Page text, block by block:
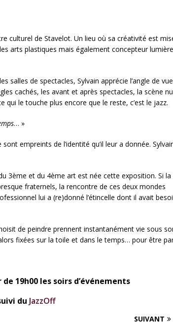
culturel de Stavelot. Un lieu où sa créativité est
arts plastiques mais également concepteur
salles de spectacles, Sylvain apprécie l’angle de
cachés, les avant et après spectacles, la scène
qui le touche plus encore que le reste, c’est le jazz.
… »
empreints de l’identité qu’il leur a donnée.
3ème et du 4ème art est née cette exposition. Si
fraternels, la rencontre de ces deux mondes
lui a (re)donné l’étincelle dont il avait
de peindre prennent instantanément vie sous
fixées sur la toile et dans le temps… pour être
19h00 les soirs d’événements
du JazzOff
SUIVANT